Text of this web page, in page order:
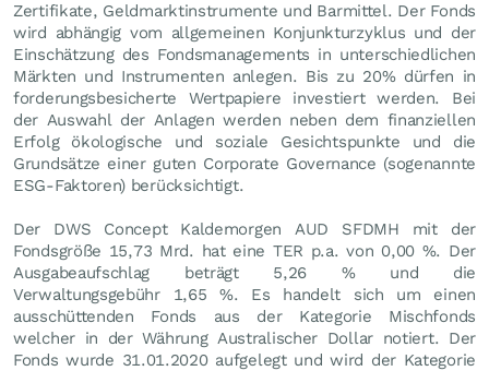
Zertifikate, Geldmarktinstrumente und Barmittel. Der Fonds
wird abhängig vom allgemeinen Konjunkturzyklus und der
Einschätzung des Fondsmanagements in unterschiedlichen
Märkten und Instrumenten anlegen. Bis zu 20% dürfen in
forderungsbesicherte Wertpapiere investiert werden. Bei
der Auswahl der Anlagen werden neben dem finanziellen
Erfolg ökologische und soziale Gesichtspunkte und die
Grundsätze einer guten Corporate Governance (sogenannte
ESG-Faktoren) berücksichtigt.
Der DWS Concept Kaldemorgen AUD SFDMH mit der
Fondsgröße 15,73 Mrd. hat eine TER p.a. von 0,00 %. Der
Ausgabeaufschlag beträgt 5,26 % und die
Verwaltungsgebühr 1,65 %. Es handelt sich um einen
ausschüttenden Fonds aus der Kategorie Mischfonds
welcher in der Währung Australischer Dollar notiert. Der
Fonds wurde 31.01.2020 aufgelegt und wird der Kategorie